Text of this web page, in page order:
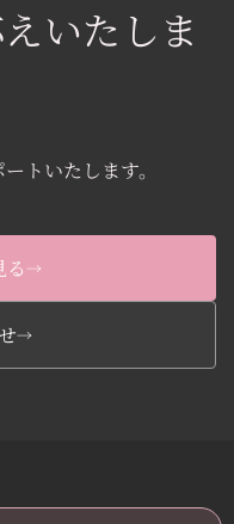
いたしま
トいたします。
→
→